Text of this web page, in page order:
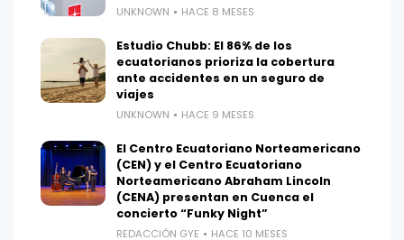
UNKNOWN HACE 8 MESES
Estudio Chubb: El 86% de los
ecuatorianos prioriza la cobertura
ante accidentes en un seguro de
viajes
UNKNOWN HACE 9 MESES
El Centro Ecuatoriano Norteamericano
(CEN) y el Centro Ecuatoriano
Norteamericano Abraham Lincoln
(CENA) presentan en Cuenca el
concierto “Funky Night”
REDACCIÓN GYE HACE 10 MESES